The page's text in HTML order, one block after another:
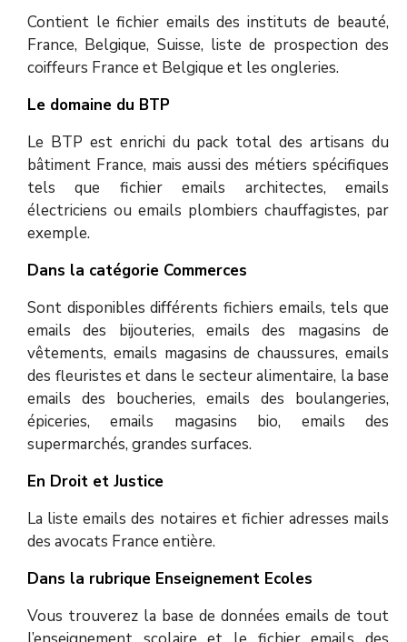
Contient le fichier emails des instituts de beauté,
France, Belgique, Suisse, liste de prospection des
coiffeurs France et Belgique et les ongleries.
Le domaine du BTP
Le BTP est enrichi du pack total des artisans du
bâtiment France, mais aussi des métiers spécifiques
tels que fichier emails architectes, emails
électriciens ou emails plombiers chauffagistes, par
exemple.
Dans la catégorie Commerces
Sont disponibles différents fichiers emails, tels que
emails des bijouteries, emails des magasins de
vêtements, emails magasins de chaussures, emails
des fleuristes et dans le secteur alimentaire, la base
emails des boucheries, emails des boulangeries,
épiceries, emails magasins bio, emails des
supermarchés, grandes surfaces.
En Droit et Justice
La liste emails des notaires et fichier adresses mails
des avocats France entière.
Dans la rubrique Enseignement Ecoles
Vous trouverez la base de données emails de tout